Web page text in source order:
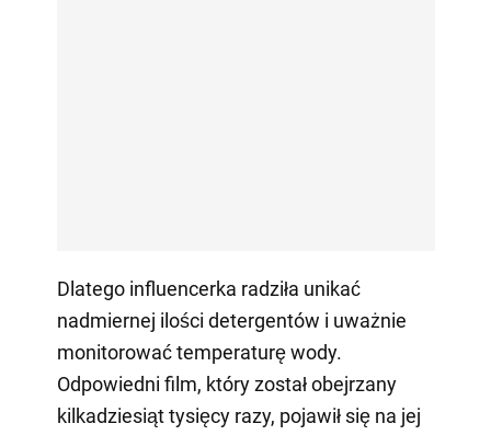
Dlatego influencerka radziła unikać
nadmiernej ilości detergentów i uważnie
monitorować temperaturę wody.
Odpowiedni film, który został obejrzany
kilkadziesiąt tysięcy razy, pojawił się na jej